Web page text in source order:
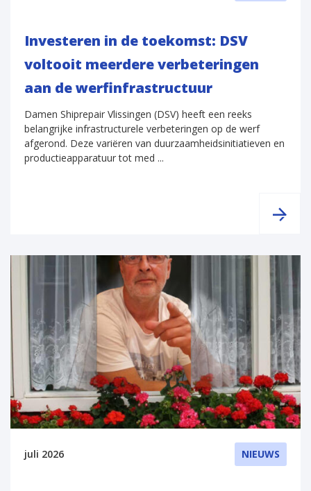
Investeren in de toekomst: DSV
voltooit meerdere verbeteringen
aan de werfinfrastructuur
Damen Shiprepair Vlissingen (DSV) heeft een reeks
belangrijke infrastructurele verbeteringen op de werf
afgerond. Deze variëren van duurzaamheidsinitiatieven en
productieapparatuur tot med ...
juli 2026 NIEUWS